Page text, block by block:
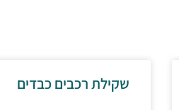
שקילת רכבים כבדים